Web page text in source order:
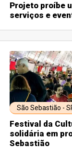
Projeto proíbe
serviços e
São Sebastião -
Festival da
solidária em
Sebastião